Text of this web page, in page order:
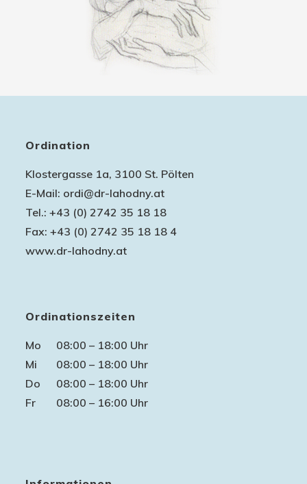
Ordination
Klostergasse 1a, 3100 St. Pölten
E-Mail: ordi@dr-lahodny.at
Tel.:+43 (0) 2742 35 18 18
Fax: +43 (0) 2742 35 18 18 4
www.dr-lahodny.at
Ordinationszeiten
Mo
08:00 – 18:00 Uhr
Mi
08:00 – 18:00 Uhr
Do
08:00 – 18:00 Uhr
Fr
08:00 – 16:00 Uhr